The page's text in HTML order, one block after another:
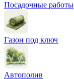
Посадочные работы
Газон под ключ
Автополив